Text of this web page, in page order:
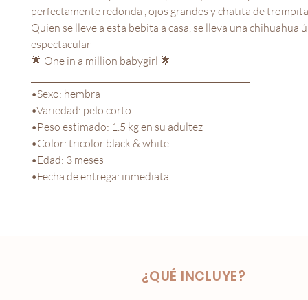
perfectamente redonda , ojos grandes y chatita de
Quien se lleve a esta bebita a casa, se lleva una chihuahua
espectacular
🌟 One in a million babygirl 🌟
•Sexo: hembra
•Variedad: pelo corto
•Peso estimado: 1.5 kg en su adultez
•Color: tricolor black & white
•Edad: 3 meses
•Fecha de entrega: inmediata
¿QUÉ INCLUYE?